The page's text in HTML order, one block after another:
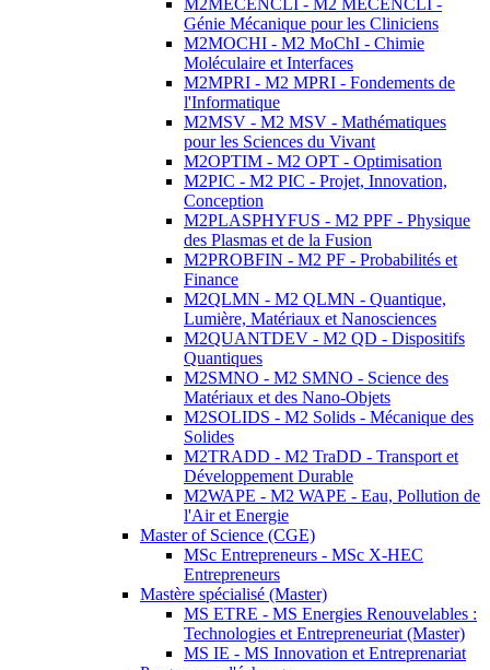
M2MECENCLI - M2 MECENCLI -
Génie Mécanique pour les Cliniciens
M2MOCHI - M2 MoChI - Chimie
Moléculaire et Interfaces
M2MPRI - M2 MPRI - Fondements de
l'Informatique
M2MSV - M2 MSV - Mathématiques
pour les Sciences du Vivant
M2OPTIM - M2 OPT - Optimisation
M2PIC - M2 PIC - Projet, Innovation,
Conception
M2PLASPHYFUS - M2 PPF - Physique
des Plasmas et de la Fusion
M2PROBFIN - M2 PF - Probabilités et
Finance
M2QLMN - M2 QLMN - Quantique,
Lumière, Matériaux et Nanosciences
M2QUANTDEV - M2 QD - Dispositifs
Quantiques
M2SMNO - M2 SMNO - Science des
Matériaux et des Nano-Objets
M2SOLIDS - M2 Solids - Mécanique des
Solides
M2TRADD - M2 TraDD - Transport et
Développement Durable
M2WAPE - M2 WAPE - Eau, Pollution de
l'Air et Energie
Master of Science (CGE)
MSc Entrepreneurs - MSc X-HEC
Entrepreneurs
Mastère spécialisé (Master)
MS ETRE - MS Energies Renouvelables :
Technologies et Entrepreneuriat (Master)
MS IE - MS Innovation et Entreprenariat